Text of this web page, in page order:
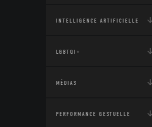
INTELLIGENCE ARTIFICIELLE
LGBTQI+
MÉDIAS
PERFORMANCE GESTUELLE